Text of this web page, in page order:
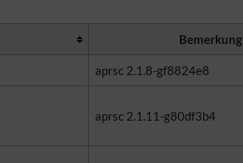
Bemerkung
aprsc 2.1.8-gf8824e8
aprsc 2.1.11-g80df3b4